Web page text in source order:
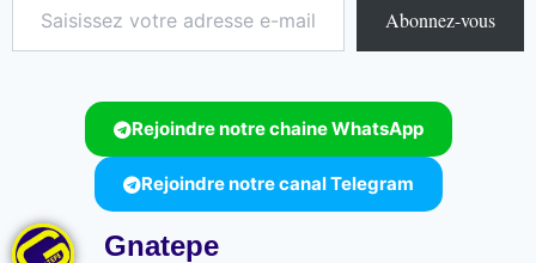
Abonnez-vous
Rejoindre notre chaine WhatsApp
Rejoindre notre canal Telegram
Gnatepe